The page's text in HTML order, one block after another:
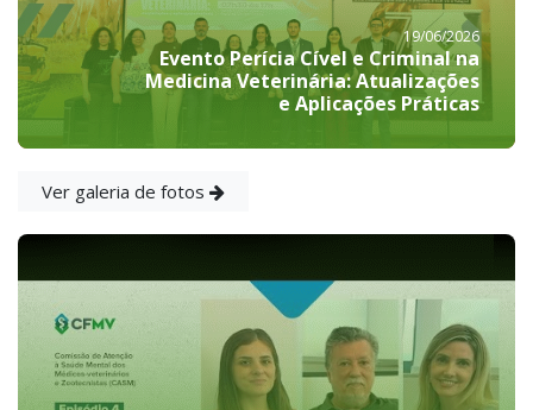
19/06/2026
Evento Perícia Cível e Criminal na
Medicina Veterinária: Atualizações
e Aplicações Práticas
Ver galeria de fotos